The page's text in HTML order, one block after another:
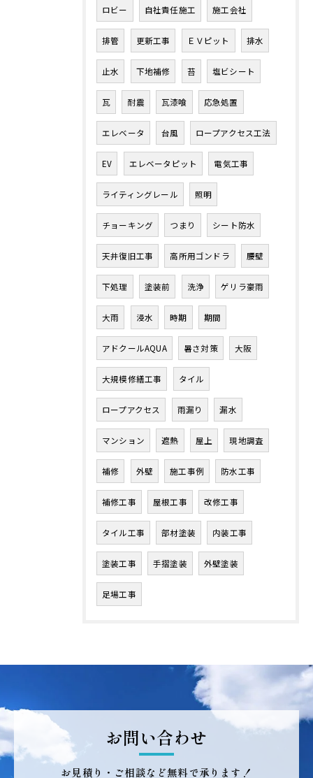
ロビー 自社責任施工 施工会社
排管 更新工事 ＥＶピット 排水
止水 下地補修 苔 塩ビシート
瓦 耐震 瓦漆喰 応急処置
エレベータ 台風 ロープアクセス工法
EV エレベータピット 電気工事
ライティングレール 照明
チョーキング つまり シート防水
天井復旧工事 高所用ゴンドラ 腰壁
下処理 塗装前 洗浄 ゲリラ豪雨
大雨 浸水 時期 期間
アドクールAQUA 暑さ対策 大阪
大規模修繕工事 タイル
ロープアクセス 雨漏り 漏水
マンション 遮熱 屋上 現地調査
補修 外壁 施工事例 防水工事
補修工事 屋根工事 改修工事
タイル工事 部材塗装 内装工事
塗装工事 手摺塗装 外壁塗装
足場工事
お見積り・ご相談など無料で承ります！
お問い合わせ